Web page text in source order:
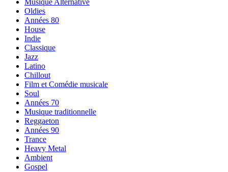
Musique Alternative
Oldies
Années 80
House
Indie
Classique
Jazz
Latino
Chillout
Film et Comédie musicale
Soul
Années 70
Musique traditionnelle
Reggaeton
Années 90
Trance
Heavy Metal
Ambient
Gospel